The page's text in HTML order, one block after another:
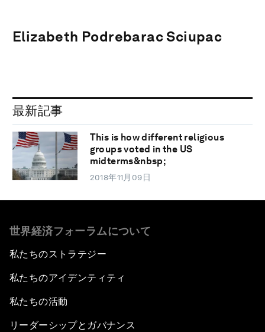
Elizabeth Podrebarac Sciupac
最新記事
This is how different religious
groups voted in the US
midterms&nbsp;
2018年11月09日
世界経済フォーラムについて
私たちのストラテジー
私たちのアイデンティティ
私たちの活動
リーダーシップとガバナンス